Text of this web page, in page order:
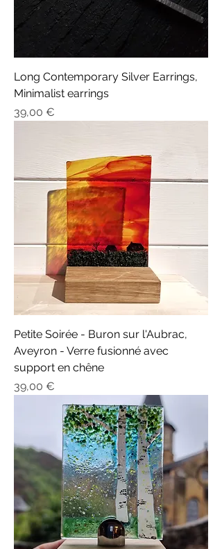
Long Contemporary Silver Earrings,
Minimalist earrings
Prix
39,00 €
Petite Soirée - Buron sur l'Aubrac,
Aveyron - Verre fusionné avec
support en chêne
Prix
39,00 €